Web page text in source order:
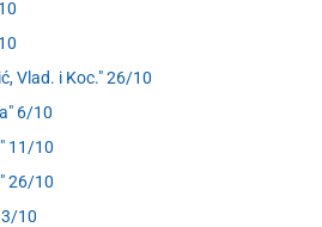
Vlad. i Koc." 26/10
6/10
11/10
26/10
10